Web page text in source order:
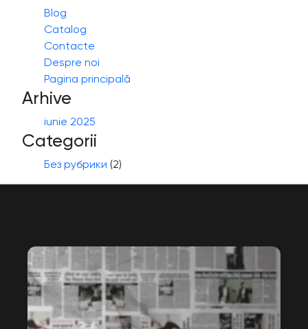
Blog
Catalog
Contacte
Despre noi
Pagina principală
Arhive
iunie 2025
Categorii
Без рубрики (2)